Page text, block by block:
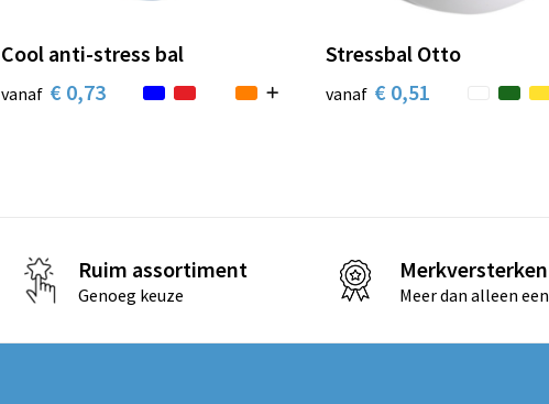
Cool anti-stress bal
vanaf € 0,73
Stressbal Otto
vanaf € 0,51
Ruim assortiment
Genoeg keuze Meer dan alleen